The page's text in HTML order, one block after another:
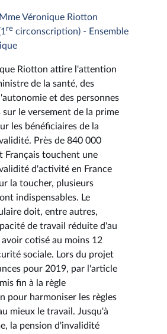
Mme Véronique Riotton
re circonscription) - Ensemble
Riotton attire l'attention
de la santé, des
et des personnes
sur le versement de la prime
les bénéficiaires de la
Près de 840 000
Français touchent une
d'activité en France
la toucher, plusieurs
indispensables. Le
doit, entre autres,
de travail réduite d'au
avoir cotisé au moins 12
sociale. Lors du projet
pour 2019, par l'article
fin à la règle
pour harmoniser les règles
mieux le travail. Jusqu'à
la pension d'invalidité